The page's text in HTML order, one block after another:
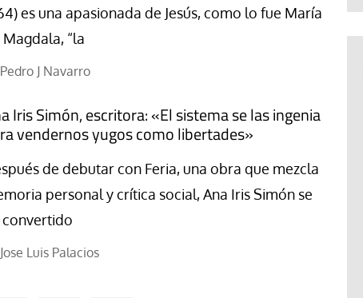
es una apasionada de Jesús, como lo fue María
“la
Pedro J Navarro
Iris Simón, escritora: «El sistema se las ingenia
vendernos yugos como libertades»
de debutar con Feria, una obra que mezcla
personal y crítica social, Ana Iris Simón se
convertido
Jose Luis Palacios